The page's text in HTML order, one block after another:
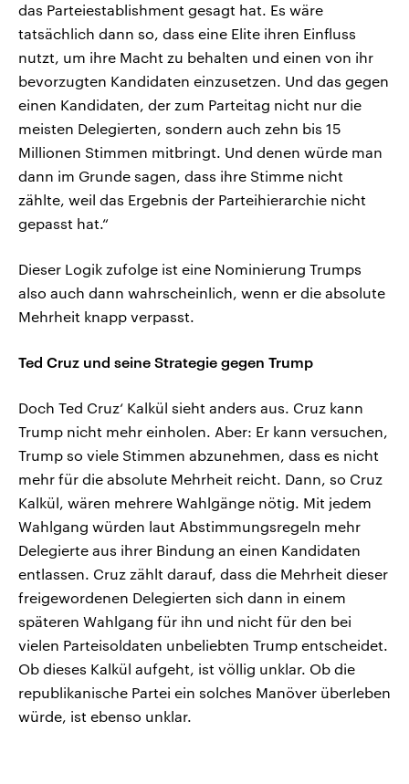
das Parteiestablishment gesagt hat. Es wäre
tatsächlich dann so, dass eine Elite ihren Einfluss
nutzt, um ihre Macht zu behalten und einen von ihr
bevorzugten Kandidaten einzusetzen. Und das gegen
einen Kandidaten, der zum Parteitag nicht nur die
meisten Delegierten, sondern auch zehn bis 15
Millionen Stimmen mitbringt. Und denen würde man
dann im Grunde sagen, dass ihre Stimme nicht
zählte, weil das Ergebnis der Parteihierarchie nicht
gepasst hat.“
Dieser Logik zufolge ist eine Nominierung Trumps
also auch dann wahrscheinlich, wenn er die absolute
Mehrheit knapp verpasst.
Ted Cruz und seine Strategie gegen Trump
Doch Ted Cruz‘ Kalkül sieht anders aus. Cruz kann
Trump nicht mehr einholen. Aber: Er kann versuchen,
Trump so viele Stimmen abzunehmen, dass es nicht
mehr für die absolute Mehrheit reicht. Dann, so Cruz
Kalkül, wären mehrere Wahlgänge nötig. Mit jedem
Wahlgang würden laut Abstimmungsregeln mehr
Delegierte aus ihrer Bindung an einen Kandidaten
entlassen. Cruz zählt darauf, dass die Mehrheit dieser
freigewordenen Delegierten sich dann in einem
späteren Wahlgang für ihn und nicht für den bei
vielen Parteisoldaten unbeliebten Trump entscheidet.
Ob dieses Kalkül aufgeht, ist völlig unklar. Ob die
republikanische Partei ein solches Manöver überleben
würde, ist ebenso unklar.